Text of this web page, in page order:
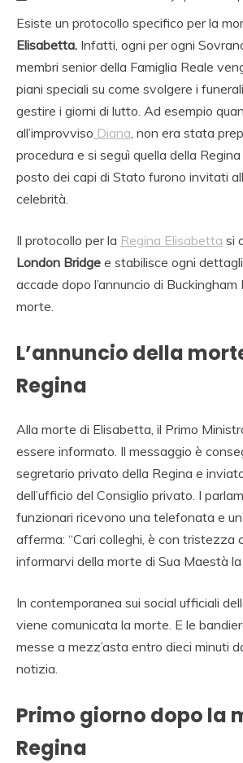
Esiste un protocollo specifico per la
Elisabetta. Infatti, ogni per ogni
membri senior della Famiglia Reale
piani speciali su come svolgere i
gestire i giorni di lutto. Ad esempio
all’improvviso Diana, non era stata
procedura e si seguì quella della
posto dei capi di Stato furono invitati
celebrità.
Il protocollo per la Regina Elisabetta si
London Bridge e stabilisce ogni
accade dopo l’annuncio di Buckingham
morte.
L’annuncio della
Regina
Alla morte di Elisabetta, il Primo
essere informato. Il messaggio è
segretario privato della Regina e
dell’ufficio del Consiglio privato. I
funzionari ricevono una telefonata e
afferma: “Cari colleghi, è con tristezza
informarvi della morte di Sua Maestà la
In contemporanea sui social ufficiali
viene comunicata la morte. E le
messe a mezz’asta entro dieci minuti
notizia.
Primo giorno dopo la
Regina